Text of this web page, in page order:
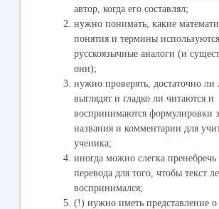
автор, когда его составлял;
нужно понимать, какие
понятия и термины
русскоязычные аналоги (и
они);
нужно проверять, достаточно ли
выглядят и гладко ли читаются и
воспринимаются формулировки
названия и комментарии для
ученика;
иногда можно слегка пренебречь
перевода для того, чтобы текст
воспринимался;
(!) нужно иметь представление